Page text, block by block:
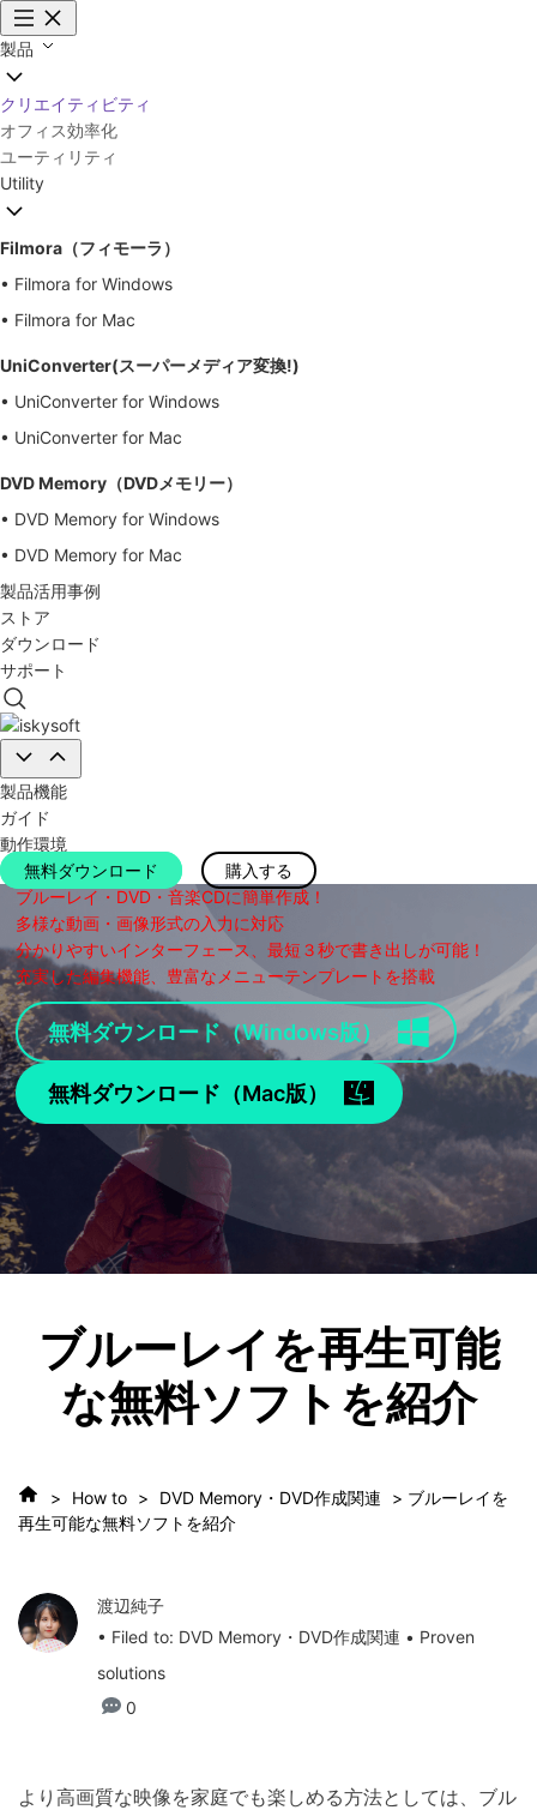
製品
クリエイティビティ
オフィス効率化
ユーティリティ
Utility
Filmora（フィモーラ）
• Filmora for Windows
• Filmora for Mac
UniConverter(スーパーメディア変換!)
• UniConverter for Windows
• UniConverter for Mac
DVD Memory（DVDメモリー）
• DVD Memory for Windows
• DVD Memory for Mac
製品活用事例
ストア
ダウンロード
サポート
製品機能
ガイド
動作環境
無料ダウンロード
購入する
ブルーレイ・DVD・音楽CDに簡単作成！
多様な動画・画像形式の入力に対応
分かりやすいインターフェース、最短３秒で書き出しが可能！
充実した編集機能、豊富なメニューテンプレートを搭載
無料ダウンロード（Windows版）
無料ダウンロード（Mac版）
ブルーレイを再生可能
な無料ソフトを紹介
> How to > DVD Memory・DVD作成関連
> ブルーレイを
再生可能な無料ソフトを紹介
渡辺純子
• Filed to: DVD Memory・DVD作成関連 • Proven
solutions
0
より高画質な映像を家庭でも楽しめる方法としては、ブル